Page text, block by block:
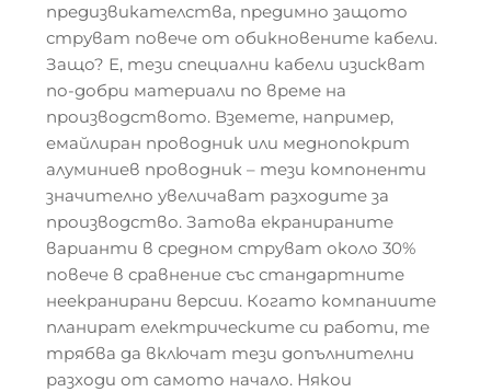
предизвикателства, предимно защото
струват повече от обикновените кабели.
Защо? Е, тези специални кабели изискват
по-добри материали по време на
производството. Вземете, например,
емайлиран проводник или меднопокрит
алуминиев проводник – тези компоненти
значително увеличават разходите за
производство. Затова екранираните
варианти в средном струват около 30%
повече в сравнение със стандартните
неекранирани версии. Когато компаниите
планират електрическите си работи, те
трябва да включат тези допълнителни
разходи от самото начало. Някои